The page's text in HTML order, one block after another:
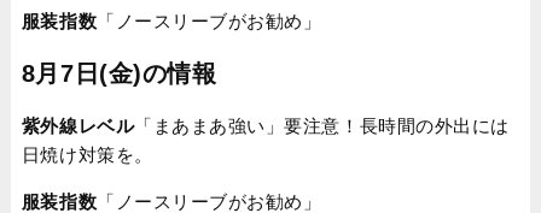
服装指数 「ノースリーブがお勧め」
8月7日(金)の情報
紫外線レベル「まあまあ強い」要注意！長時間の外出には
日焼け対策を。
服装指数 「ノースリーブがお勧め」